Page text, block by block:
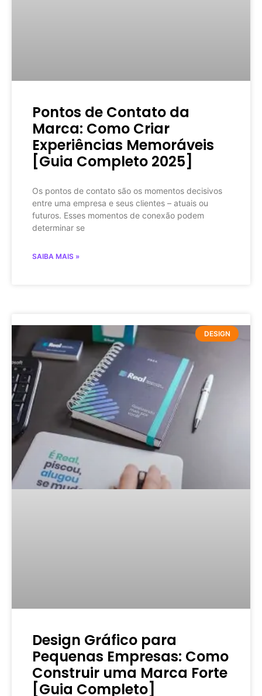
Pontos de Contato da
Marca: Como Criar
Experiências Memoráveis
[Guia Completo 2025]
Os pontos de contato são os momentos decisivos
entre uma empresa e seus clientes – atuais ou
futuros. Esses momentos de conexão podem
determinar se
SAIBA MAIS »
DESIGN
Design Gráfico para
Pequenas Empresas: Como
Construir uma Marca Forte
[Guia Completo]